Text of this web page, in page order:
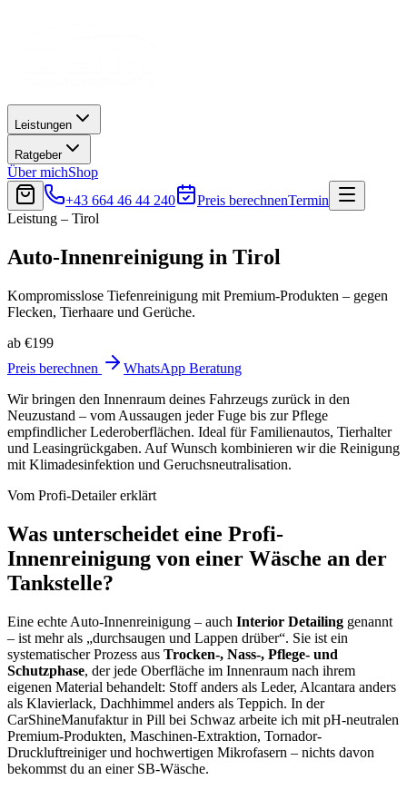
Leistungen
Ratgeber
Über michShop
+43 664 46 44 240
Preis berechnenTermin
Leistung – Tirol
Auto-Innenreinigung in Tirol
Kompromisslose Tiefenreinigung mit Premium-Produkten – gegen
Flecken, Tierhaare und Gerüche.
ab €199
Preis berechnen
WhatsApp Beratung
Wir bringen den Innenraum deines Fahrzeugs zurück in den
Neuzustand – vom Aussaugen jeder Fuge bis zur Pflege
empfindlicher Lederoberflächen. Ideal für Familienautos, Tierhalter
und Leasingrückgaben. Auf Wunsch kombinieren wir die Reinigung
mit Klimadesinfektion und Geruchsneutralisation.
Vom Profi-Detailer erklärt
Was unterscheidet eine Profi-
Innenreinigung von einer Wäsche an der
Tankstelle?
Eine echte Auto-Innenreinigung – auch Interior Detailing genannt
– ist mehr als „durchsaugen und Lappen drüber“. Sie ist ein
systematischer Prozess aus Trocken-, Nass-, Pflege- und
Schutzphase, der jede Oberfläche im Innenraum nach ihrem
eigenen Material behandelt: Stoff anders als Leder, Alcantara anders
als Klavierlack, Dachhimmel anders als Teppich. In der
CarShineManufaktur in Pill bei Schwaz arbeite ich mit pH-neutralen
Premium-Produkten, Maschinen-Extraktion, Tornador-
Druckluftreiniger und hochwertigen Mikrofasern – nichts davon
bekommst du an einer SB-Wäsche.